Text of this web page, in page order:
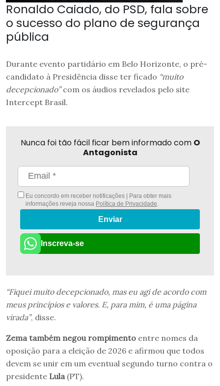
Ronaldo Caiado, do PSD, fala sobre
o sucesso do plano de segurança
pública
Durante evento partidário em Belo Horizonte, o pré-
candidato à Presidência disse ter ficado “muito
decepcionado”com os áudios revelados pelo site
Intercept Brasil.
Nunca foi tão fácil ficar bem informado com O
Antagonista
Eu concordo em receber notificações | Para obter mais
informações reveja nossa Política de Privacidade
Enviar
Inscreva-se
“Fiquei muito decepcionado, mas eu agi de acordo com
meus princípios e valores. E, para mim, é uma página
virada”, disse.
Zema também negou rompimento entre nomes da
oposição para a eleição de 2026 e afirmou que todos
devem se unir em um eventual segundo turno contra o
presidente Lula (PT).